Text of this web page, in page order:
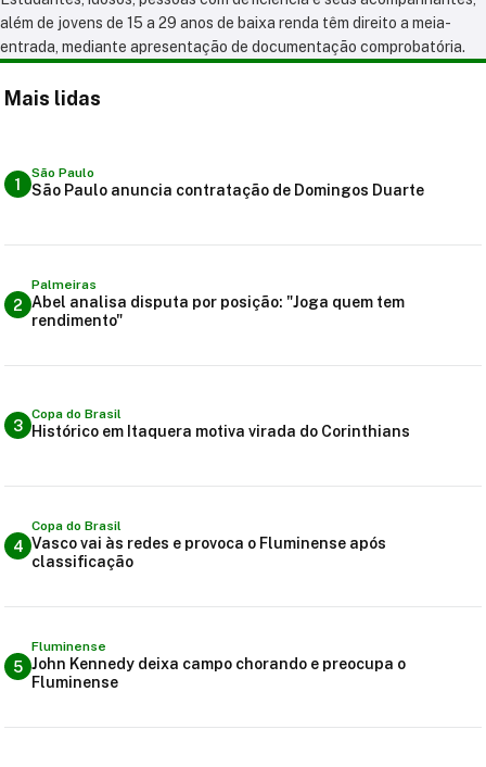
além de jovens de 15 a 29 anos de baixa renda têm direito a meia-
entrada, mediante apresentação de documentação comprobatória.
Mais lidas
1
São Paulo
São Paulo anuncia contratação de Domingos Duarte
2
Palmeiras
Abel analisa disputa por posição: "Joga quem tem
rendimento"
3
Copa do Brasil
Histórico em Itaquera motiva virada do Corinthians
4
Copa do Brasil
Vasco vai às redes e provoca o Fluminense após
classificação
5
Fluminense
John Kennedy deixa campo chorando e preocupa o
Fluminense